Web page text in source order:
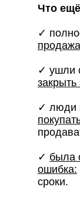
Что
✓
✓ ушли
закрыть
✓ люди
✓ была
ошибка:
сроки.